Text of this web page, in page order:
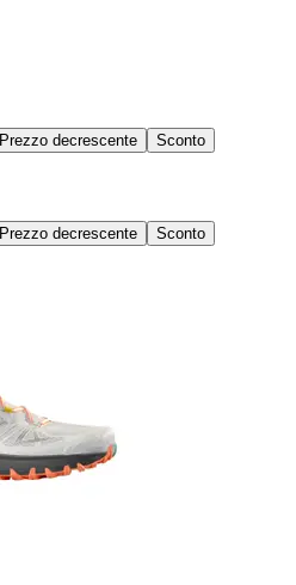
Prezzo decrescente Sconto
Prezzo decrescente Sconto